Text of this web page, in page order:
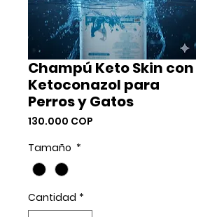
Champú Keto Skin con
Ketoconazol para
Perros y Gatos
130.000 COP
Tamaño *
Cantidad *